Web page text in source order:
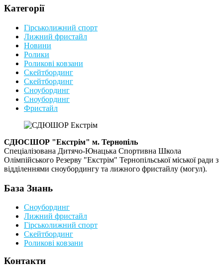
Категорії
Гірськолижний спорт
Лижний фристайл
Новини
Ролики
Роликові ковзани
Скейтбординг
Скейтбординг
Сноубординг
Сноубординг
Фристайл
СДЮСШОР "Екстрім" м. Тернопіль
Спеціалізована Дитячо-Юнацька Спортивна Школа
Олімпійського Резерву "Екстрім" Тернопільської міської ради з
відділеннями сноубордингу та лижного фристайлу (могул).
База Знань
Сноубординг
Лижний фристайл
Гірськолижний спорт
Скейтбординг
Роликові ковзани
Контакти